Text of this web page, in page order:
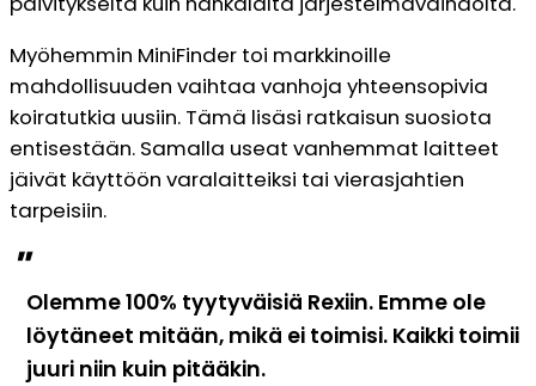
Myöhemmin MiniFinder toi markkinoille
mahdollisuuden vaihtaa vanhoja yhteensopivia
koiratutkia uusiin. Tämä lisäsi ratkaisun suosiota
entisestään. Samalla useat vanhemmat laitteet
jäivät käyttöön varalaitteiksi tai vierasjahtien
tarpeisiin.
"
Olemme 100% tyytyväisiä Rexiin. Emme ole
löytäneet mitään, mikä ei toimisi. Kaikki toimii
juuri niin kuin pitääkin.